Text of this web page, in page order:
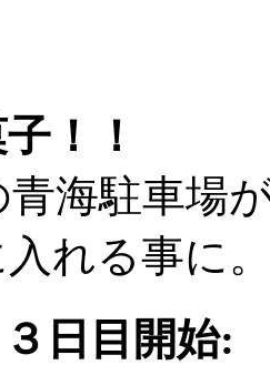
！！
青海駐車場
れる事に
日目開始: